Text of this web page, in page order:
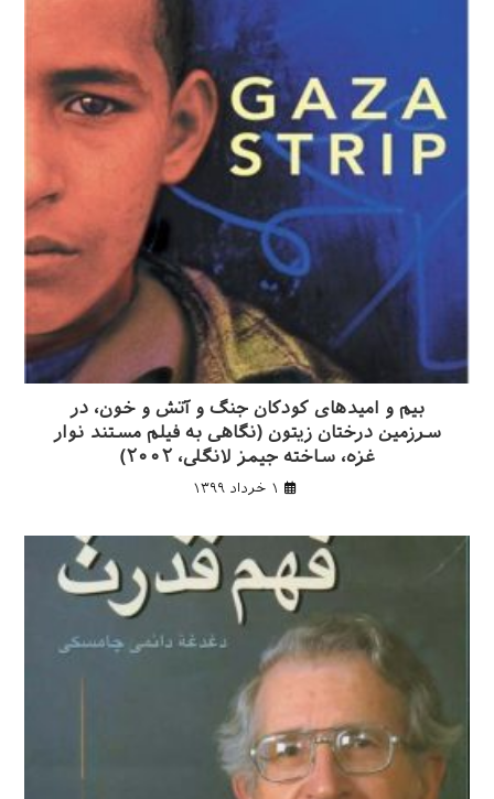
بیم و امیدهای کودکان جنگ و آتش و خون، در
سرزمین درختان زیتون (نگاهی به فیلم مستند نوار
غزه، ساخته جیمز لانگلی، ۲۰۰۲)
۱ خرداد ۱۳۹۹